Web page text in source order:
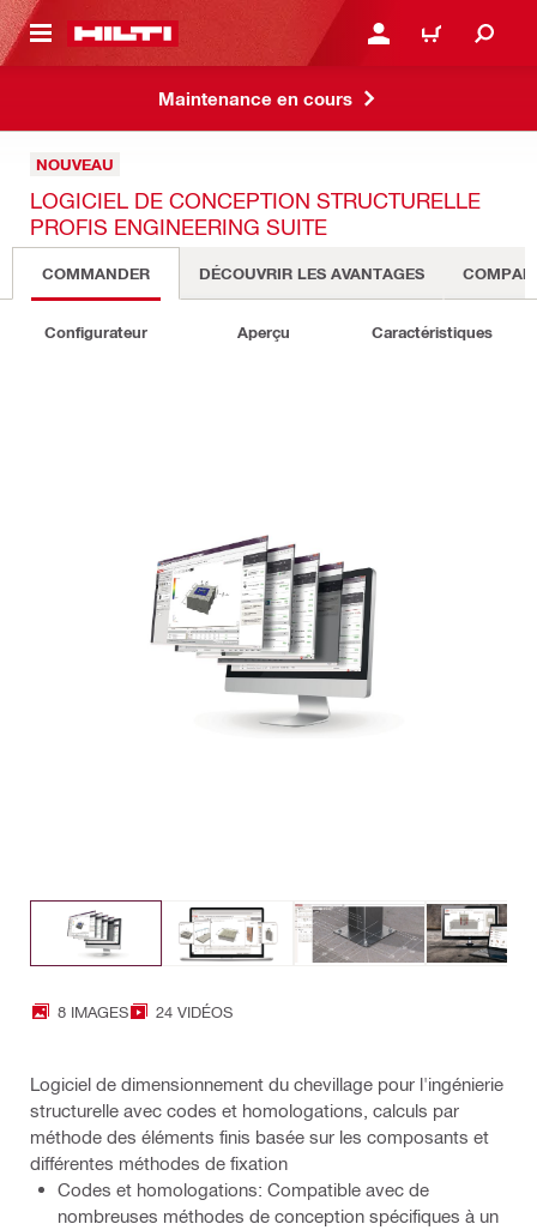
CONTENT CONNEXION OU
PANIER
Maintenance en cours
NOUVEAU
LOGICIEL DE CONCEPTION STRUCTURELLE
PROFIS ENGINEERING SUITE
COMMANDER DÉCOUVRIR LES AVANTAGES
Configurateur Aperçu Caractéristiques
8 IMAGES 24 VIDÉOS
Logiciel de dimensionnement du chevillage pour l'ingénierie
structurelle avec codes et homologations, calculs par
méthode des éléments finis basée sur les composants et
différentes méthodes de fixation
Codes et homologations: Compatible avec de
nombreuses méthodes de conception spécifiques à un